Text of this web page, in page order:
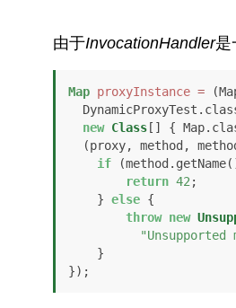
由于InvocationHandler是
Map proxyInstance =
new Class[] {
if
return 42;
    }
else {
throw new
"Unsupported
});